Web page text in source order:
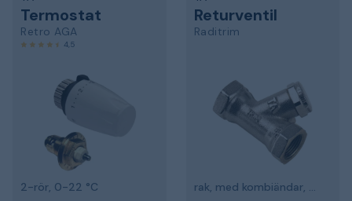
Termostat
Retro AGA
4,5
2-rör, 0-22 °C
Returventil
Raditrim
rak, med kombiändar, G15